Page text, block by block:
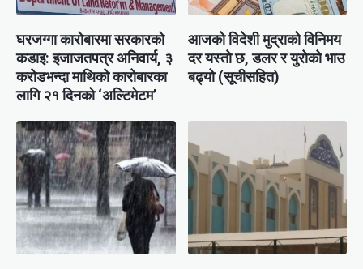
घरजग्गा कारोबारमा सरकारको
कडाइ: इजाजतपत्र अनिवार्य, ३
करोडभन्दा माथिको कारोबारका
लागि २१ दिनको ‘अल्टिमेटम’
आजको विदेशी मुद्राको विनिमय
दर यस्ताे छ, डलर र युरोको भाउ
बढ्यो (सूचीसहित)